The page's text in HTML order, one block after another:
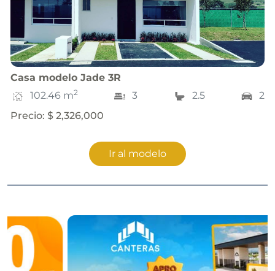
Casa modelo Jade 3R
102.46 m2 3 2.5
2
Precio: $ 2,326,000
Ir al modelo